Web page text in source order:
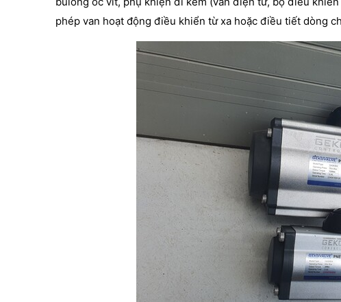
phép van hoạt động điều khiển từ xa hoặc điều tiết dòng